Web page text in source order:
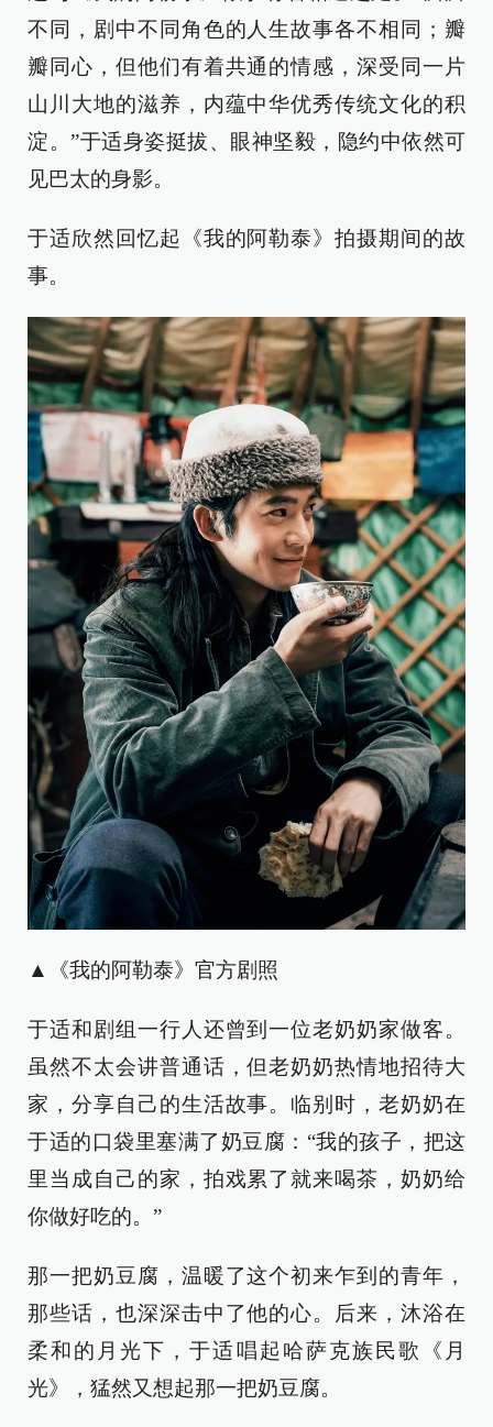
不同，剧中不同角色的人生故事各不相同；瓣
瓣同心，但他们有着共通的情感，深受同一片
山川大地的滋养，内蕴中华优秀传统文化的积
淀。”于适身姿挺拔、眼神坚毅，隐约中依然可
见巴太的身影。
于适欣然回忆起《我的阿勒泰》拍摄期间的故
事。
▲《我的阿勒泰》官方剧照
于适和剧组一行人还曾到一位老奶奶家做客。
虽然不太会讲普通话，但老奶奶热情地招待大
家，分享自己的生活故事。临别时，老奶奶在
于适的口袋里塞满了奶豆腐：“我的孩子，把这
里当成自己的家，拍戏累了就来喝茶，奶奶给
你做好吃的。”
那一把奶豆腐，温暖了这个初来乍到的青年，
那些话，也深深击中了他的心。后来，沐浴在
柔和的月光下，于适唱起哈萨克族民歌《月
光》，猛然又想起那一把奶豆腐。